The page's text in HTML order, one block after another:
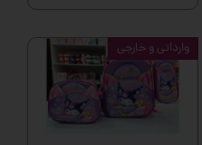
وارداتی و خارجی